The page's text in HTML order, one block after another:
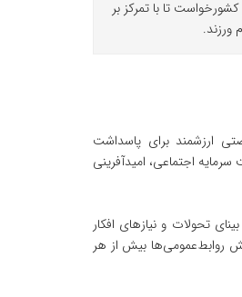
تا با تمرکز بر
ورزند.
ارزشمند برای پاسداشت
اجتماعی، امیدآفرینی
تحولات و نیازهای افکار
روابط‌عمومی‌ها بیش از هر